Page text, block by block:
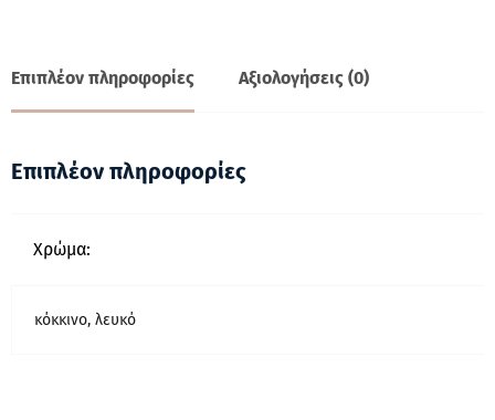
Επιπλέον πληροφορίες Αξιολογήσεις (0)
Επιπλέον πληροφορίες
Χρώμα:
κόκκινο, λευκό